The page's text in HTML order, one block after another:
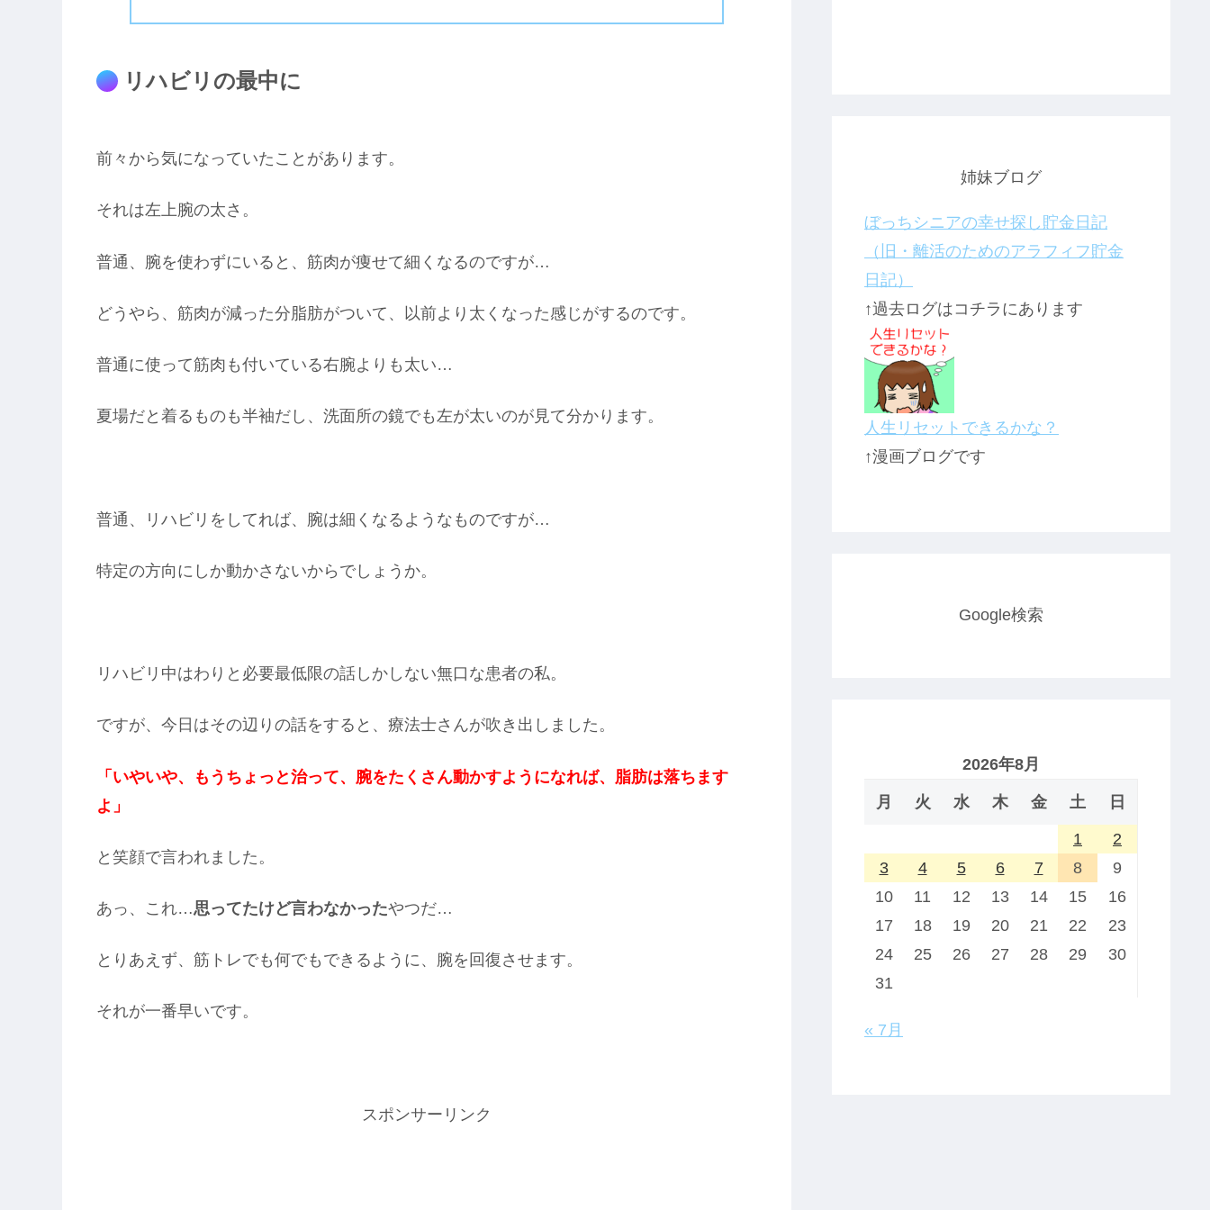
リハビリの最中に
前々から気になっていたことがあります。
それは左上腕の太さ。
普通、腕を使わずにいると、筋肉が痩せて細くなるのですが…
どうやら、筋肉が減った分脂肪がついて、以前より太くなった感じがするのです。
普通に使って筋肉も付いている右腕よりも太い…
夏場だと着るものも半袖だし、洗面所の鏡でも左が太いのが見て分かります。
普通、リハビリをしてれば、腕は細くなるようなものですが…
特定の方向にしか動かさないからでしょうか。
リハビリ中はわりと必要最低限の話しかしない無口な患者の私。
ですが、今日はその辺りの話をすると、療法士さんが吹き出しました。
「いやいや、もうちょっと治って、腕をたくさん動かすようになれば、脂肪は落ちます
よ」
と笑顔で言われました。
あっ、これ…思ってたけど言わなかったやつだ…
とりあえず、筋トレでも何でもできるように、腕を回復させます。
それが一番早いです。
スポンサーリンク
姉妹ブログ
ぼっちシニアの幸せ探し貯金日記
（旧・離活のためのアラフィフ貯金
日記）
↑過去ログはコチラにあります
人生リセットできるかな？
↑漫画ブログです
Google検索
2026年8月
月 火 水 木 金 土 日
1
2
3
4 5 6 7 8
9
10
11 12 13 14 15
16
17
18 19 20 21 22
23
24
25 26 27 28 29
30
31
« 7月